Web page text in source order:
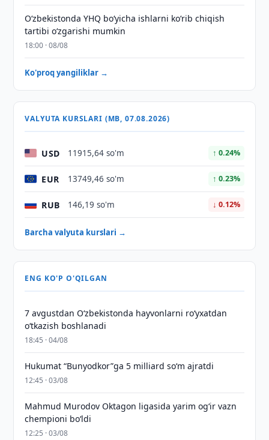
O‘zbekistonda YHQ bo‘yicha ishlarni ko‘rib chiqish
tartibi o‘zgarishi mumkin
18:00 · 08/08
Ko'proq yangiliklar →
VALYUTA KURSLARI (MB, 07.08.2026)
USD 11915,64 so'm ↑ 0.24%
EUR 13749,46 so'm ↑ 0.23%
RUB 146,19 so'm ↓ 0.12%
Barcha valyuta kurslari →
ENG KO'P O'QILGAN
7 avgustdan O‘zbekistonda hayvonlarni ro‘yxatdan
o‘tkazish boshlanadi
18:45 · 04/08
Hukumat “Bunyodkor”ga 5 milliard so‘m ajratdi
12:45 · 03/08
Mahmud Murodov Oktagon ligasida yarim og‘ir vazn
chempioni bo‘ldi
12:25 · 03/08